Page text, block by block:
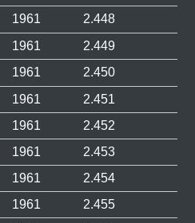
1961 2.448
1961 2.449
1961 2.450
1961 2.451
1961 2.452
1961 2.453
1961 2.454
1961 2.455